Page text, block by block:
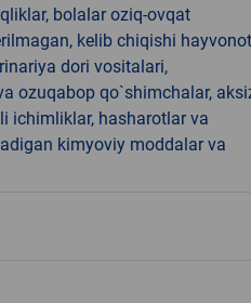
bolalar oziq-ovqat
kelib chiqishi
dori vositalari,
ozuqabop qo`shimchalar,
ichimliklar, hasharotlar va
kimyoviy moddalar va